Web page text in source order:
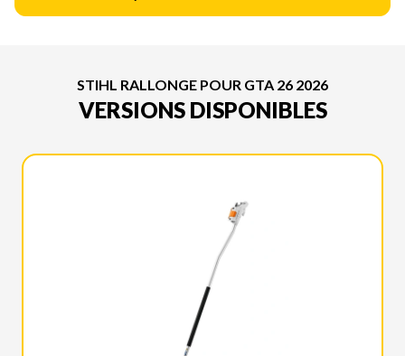
STIHL RALLONGE POUR GTA 26 2026
VERSIONS DISPONIBLES